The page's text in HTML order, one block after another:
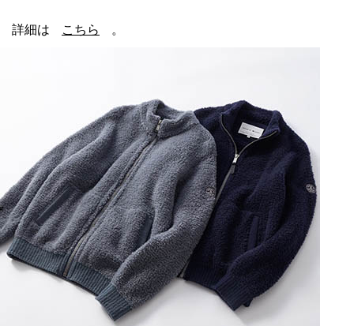
詳細は こちら 。